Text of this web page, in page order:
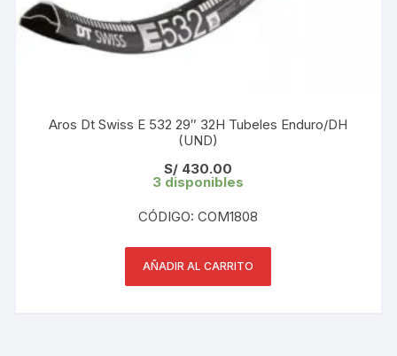
Aros Dt Swiss E 532 29″ 32H Tubeles Enduro/DH
(UND)
S/ 430.00
3 disponibles
CÓDIGO: COM1808
AÑADIR AL CARRITO